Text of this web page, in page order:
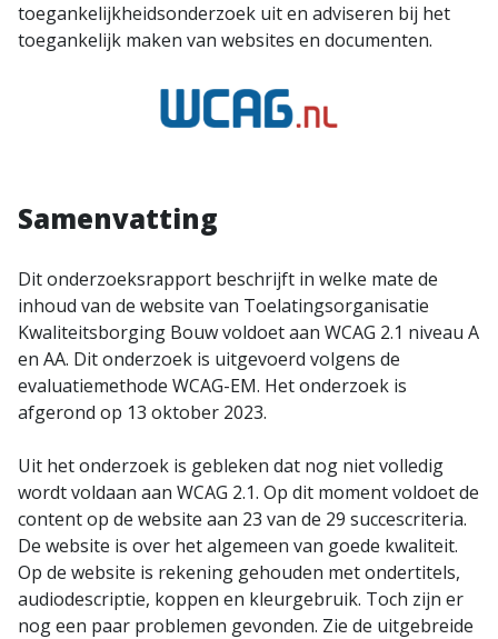
toegankelijkheidsonderzoek uit en adviseren bij het
toegankelijk maken van websites en documenten.
Samenvatting
Dit onderzoeksrapport beschrijft in welke mate de
inhoud van de website van Toelatingsorganisatie
Kwaliteitsborging Bouw voldoet aan WCAG 2.1 niveau A
en AA. Dit onderzoek is uitgevoerd volgens de
evaluatiemethode WCAG-EM. Het onderzoek is
afgerond op 13 oktober 2023.
Uit het onderzoek is gebleken dat nog niet volledig
wordt voldaan aan WCAG 2.1. Op dit moment voldoet de
content op de website aan 23 van de 29 succescriteria.
De website is over het algemeen van goede kwaliteit.
Op de website is rekening gehouden met ondertitels,
audiodescriptie, koppen en kleurgebruik. Toch zijn er
nog een paar problemen gevonden. Zie de uitgebreide